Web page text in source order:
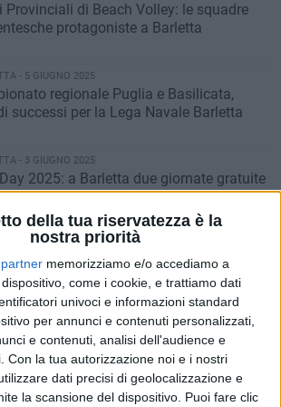
della tua riservatezza è la
nostra priorità
partner memorizziamo e/o accediamo a
come i cookie, e trattiamo dati
univoci e informazioni standard
per annunci e contenuti personalizzati,
e contenuti, analisi dell'audience e
Con la tua autorizzazione noi e i nostri
dati precisi di geolocalizzazione e
la scansione del dispositivo. Puoi fare clic
Provinciali di Beach Volley: le squadre
protagoniste a Barletta
- 5 GIUGNO 2025
regionale Puglia e Basilicata,
successi per la Lega Navale Barletta
- 3 GIUGNO 2025
2025: a Barletta due giornate gratuite
scoprire la vela ai più giovani
- 1 GIUGNO 2025
Lamborghini Europe: rabbia e
di Benny Strignano a Monza
- 31 MAGGIO 2025
Trofeo Lamborghini: gara 1 in agrodolce
Strignano